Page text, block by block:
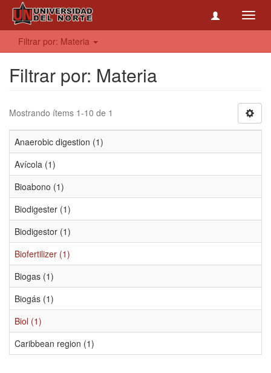
Filtrar por: Materia
Filtrar por: Materia
Mostrando ítems 1-10 de 1
Anaerobic digestion (1)
Avícola (1)
Bioabono (1)
Biodigester (1)
Biodigestor (1)
Biofertilizer (1)
Biogas (1)
Biogás (1)
Biol (1)
Caribbean region (1)